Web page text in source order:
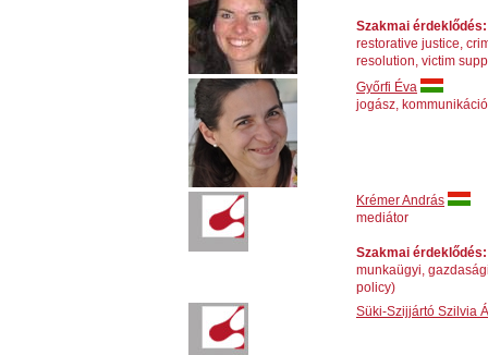
Szakmai érdeklődés:
restorative justice,
resolution, victim
Győrfi Éva
jogász,
Krémer András
mediátor
Szakmai érdeklődés:
munkaügyi,
policy)
Süki-Szijjártó Szilvia